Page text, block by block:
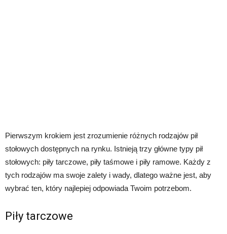
Pierwszym krokiem jest zrozumienie różnych rodzajów pił
stołowych dostępnych na rynku. Istnieją trzy główne typy pił
stołowych: piły tarczowe, piły taśmowe i piły ramowe. Każdy z
tych rodzajów ma swoje zalety i wady, dlatego ważne jest, aby
wybrać ten, który najlepiej odpowiada Twoim potrzebom.
Piły tarczowe